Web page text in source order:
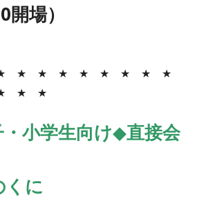
場）
★ ★ ★ ★ ★ ★ ★ ★
★ ★
小学生向け◆直接会
くに